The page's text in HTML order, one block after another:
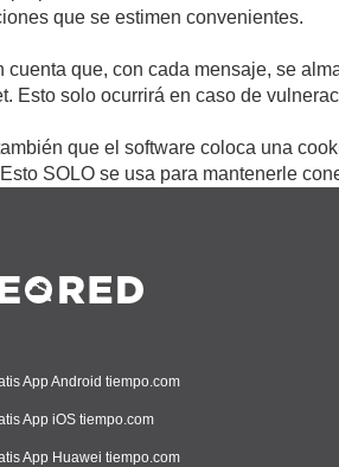
que se estimen convenientes.
cuenta que, con cada mensaje, se
Esto solo ocurrirá en caso de
que el software coloca una
SOLO se usa para mantenerle
App Android tiempo.com
App iOS tiempo.com
App Huawei tiempo.com